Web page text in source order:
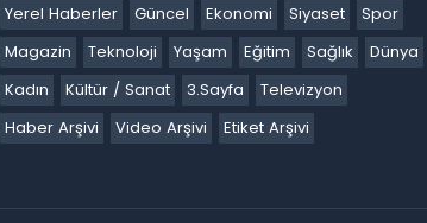
Yerel Haberler
Güncel Ekonomi Siyaset
Spor
Magazin
Teknoloji Yaşam Eğitim Sağlık
Dünya
Kadın
Kültür / Sanat 3.Sayfa
Televizyon
Haber Arşivi
Video Arşivi Etiket Arşivi